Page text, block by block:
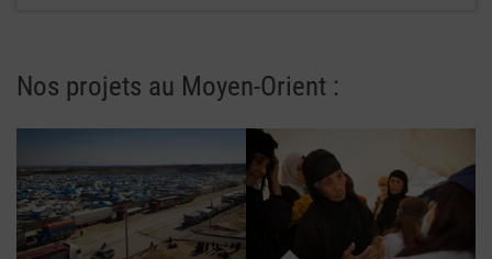
Nos projets au Moyen-Orient :